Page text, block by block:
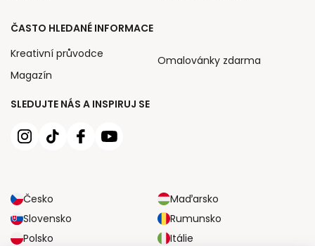
SLEDUJTE NÁS A INSPIRUJ SE
Česko
Maďarsko
Slovensko
Rumunsko
Polsko
Itálie
ČASTO HLEDANÉ INFORMACE
Kreativní průvodce
Magazín
Omalovánky zdarma